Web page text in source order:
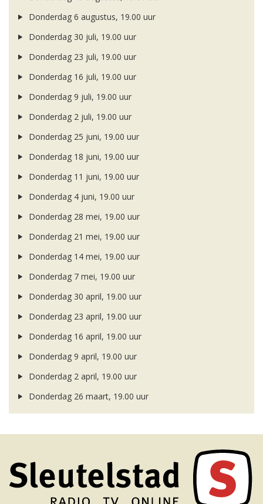
Donderdag 6 augustus, 19.00 uur
Donderdag 30 juli, 19.00 uur
Donderdag 23 juli, 19.00 uur
Donderdag 16 juli, 19.00 uur
Donderdag 9 juli, 19.00 uur
Donderdag 2 juli, 19.00 uur
Donderdag 25 juni, 19.00 uur
Donderdag 18 juni, 19.00 uur
Donderdag 11 juni, 19.00 uur
Donderdag 4 juni, 19.00 uur
Donderdag 28 mei, 19.00 uur
Donderdag 21 mei, 19.00 uur
Donderdag 14 mei, 19.00 uur
Donderdag 7 mei, 19.00 uur
Donderdag 30 april, 19.00 uur
Donderdag 23 april, 19.00 uur
Donderdag 16 april, 19.00 uur
Donderdag 9 april, 19.00 uur
Donderdag 2 april, 19.00 uur
Donderdag 26 maart, 19.00 uur